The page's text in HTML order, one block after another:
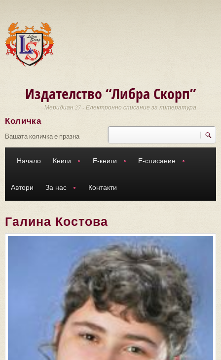
Издателство “Либра Скорп”
Меридиан 27 - Електронно списание за литература
Търси
Количка
Вашата количка е празна
Начало Книги Е-книги Е-списание
Автори За нас Контакти
Галина Костова